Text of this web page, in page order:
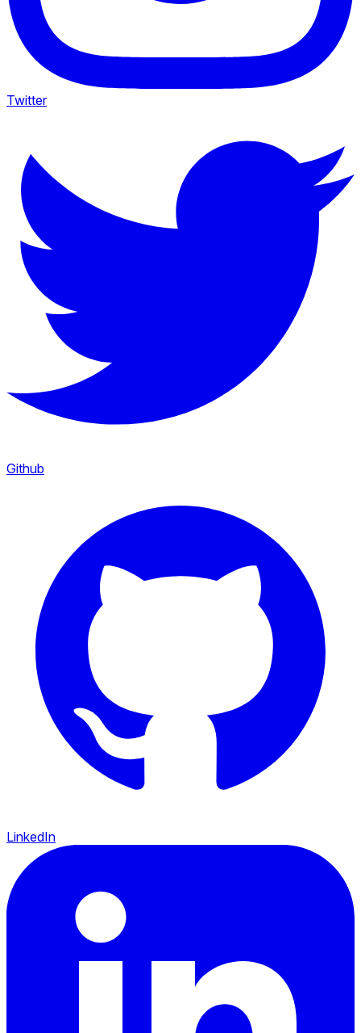
Twitter
Github
LinkedIn